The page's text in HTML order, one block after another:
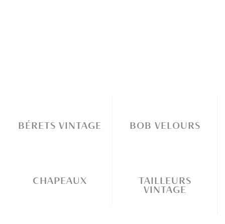
BÉRETS VINTAGE BOB VELOURS
CHAPEAUX
TAILLEURS
VINTAGE